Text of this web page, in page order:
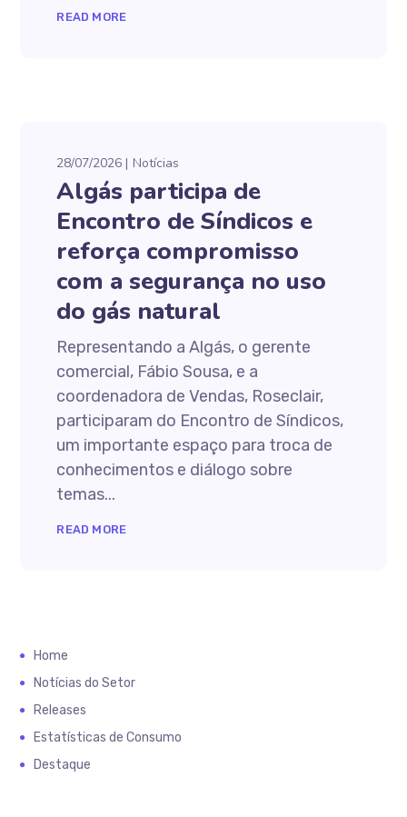
READ MORE
28/07/2026 Notícias
Algás participa de
Encontro de Síndicos e
reforça compromisso
com a segurança no uso
do gás natural
Representando a Algás, o gerente
comercial, Fábio Sousa, e a
coordenadora de Vendas, Roseclair,
participaram do Encontro de Síndicos,
um importante espaço para troca de
conhecimentos e diálogo sobre
temas...
READ MORE
Home
Notícias do Setor
Releases
Estatísticas de Consumo
Destaque